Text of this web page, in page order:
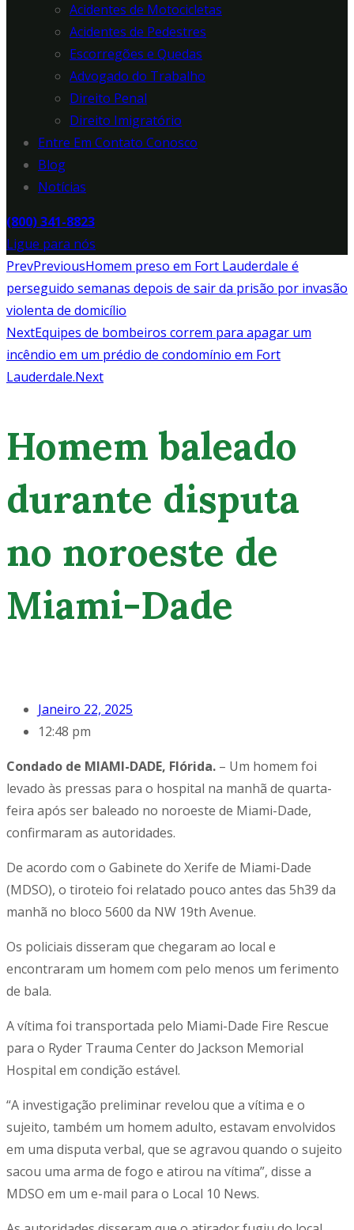
Acidentes de Motocicletas
Acidentes de Pedestres
Escorregões e Quedas
Advogado do Trabalho
Direito Penal
Direito Imigratório
Entre Em Contato Conosco
Blog
Notícias
(800) 341-8823
Ligue para nós
PrevPreviousHomem preso em Fort Lauderdale é
perseguido semanas depois de sair da prisão por invasão
violenta de domicílio
NextEquipes de bombeiros correm para apagar um
incêndio em um prédio de condomínio em Fort
Lauderdale.Next
Homem baleado
durante disputa
no noroeste de
Miami-Dade
Janeiro 22, 2025
12:48 pm
Condado de MIAMI-DADE, Flórida. – Um homem foi
levado às pressas para o hospital na manhã de quarta-
feira após ser baleado no noroeste de Miami-Dade,
confirmaram as autoridades.
De acordo com o Gabinete do Xerife de Miami-Dade
(MDSO), o tiroteio foi relatado pouco antes das 5h39 da
manhã no bloco 5600 da NW 19th Avenue.
Os policiais disseram que chegaram ao local e
encontraram um homem com pelo menos um ferimento
de bala.
A vítima foi transportada pelo Miami-Dade Fire Rescue
para o Ryder Trauma Center do Jackson Memorial
Hospital em condição estável.
“A investigação preliminar revelou que a vítima e o
sujeito, também um homem adulto, estavam envolvidos
em uma disputa verbal, que se agravou quando o sujeito
sacou uma arma de fogo e atirou na vítima”, disse a
MDSO em um e-mail para o Local 10 News.